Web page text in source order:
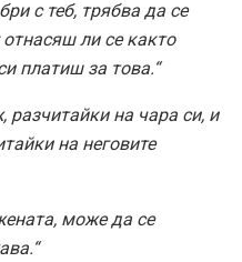
с теб, трябва да се
ли се както
платиш за това.“
на чара си, и
на неговите
може да се